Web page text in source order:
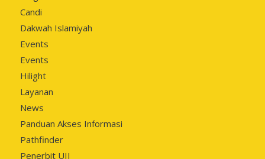
Candi
Dakwah Islamiyah
Events
Events
Hilight
Layanan
News
Panduan Akses Informasi
Pathfinder
Penerbit UII